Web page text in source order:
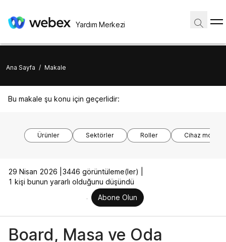
Yardım Merkezi
Ana Sayfa / Makale
Bu makale şu konu için geçerlidir:
Ürünler Sektörler Roller Cihaz
29 Nisan 2026 | 3446 görüntüleme(ler) |
1 kişi bunun yararlı olduğunu düşündü
Abone Olun
Board, Masa ve Oda